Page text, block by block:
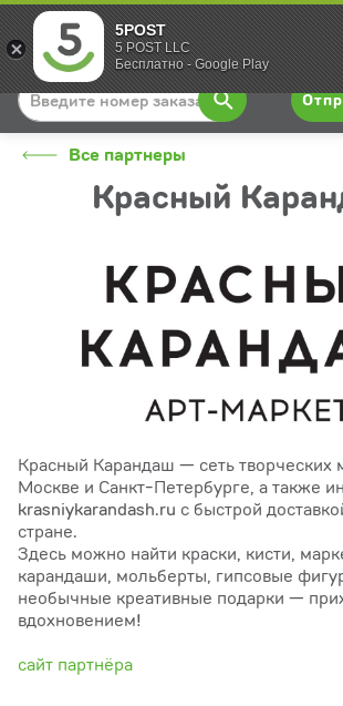
Все партнеры
Красный
Красный Карандаш — сеть творческих
Москве и Санкт-Петербурге, а также
krasniykarandash.ru с быстрой
стране.
Здесь можно найти краски, кисти,
карандаши, мольберты, гипсовые
необычные креативные подарки —
вдохновением!
сайт партнёра
5POST
5 POST LLC
Бесплатно - Google Play